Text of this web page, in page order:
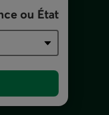
ou État